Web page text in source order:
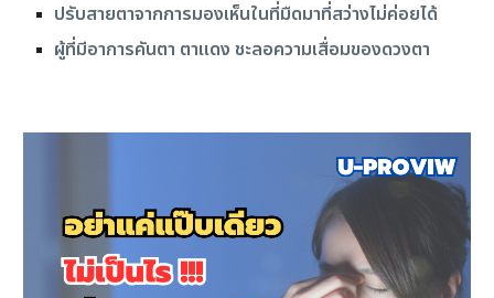
ปรับสายตาจากการมองเห็นในที่มืดมาที่สว่างไม่ค่อยได้
ผู้ที่มีอาการคันตา ตาแดง ชะลอความเสื่อมของดวงตา